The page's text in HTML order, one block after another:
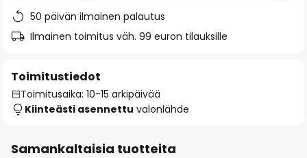
50 päivän ilmainen palautus
Ilmainen toimitus väh. 99 euron tilauksille
Toimitustiedot
Toimitusaika: 10-15 arkipäivää
Kiinteästi asennettu valonlähde
Samankaltaisia tuotteita